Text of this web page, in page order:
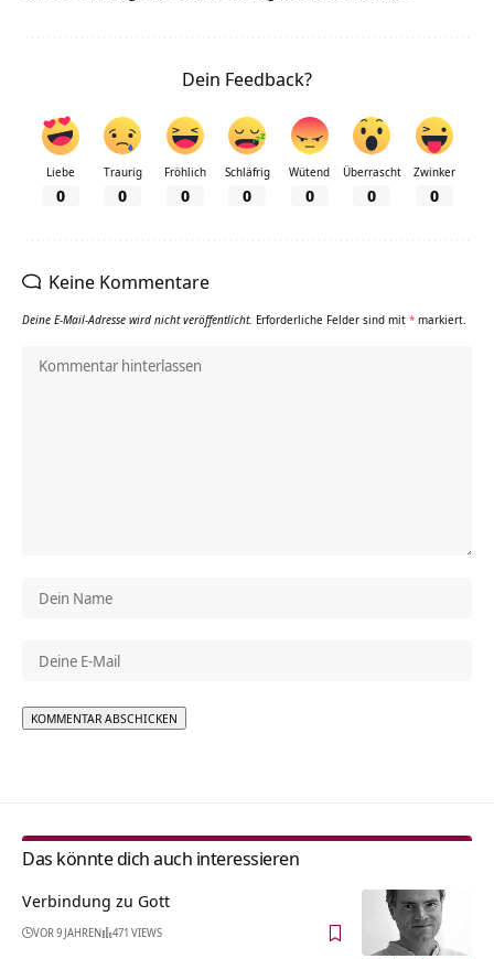
Dein Feedback?
Liebe
0
Traurig
0
Fröhlich
0
Schläfrig
0
Wütend
0
Überrascht
0
Zwinker
0
Keine Kommentare
Deine E-Mail-Adresse wird nicht veröffentlicht. Erforderliche Felder sind mit * markiert.
Das könnte dich auch interessieren
Verbindung zu Gott
VOR 9 JAHREN 471 VIEWS